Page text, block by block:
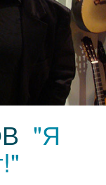
"Я